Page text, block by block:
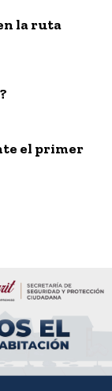
la ruta
el primer